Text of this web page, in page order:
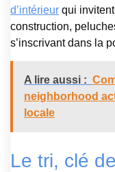
d’intérieur qui
construction,
s’inscrivant dans la
A lire aussi :
neighborhood
locale
Le tri, clé